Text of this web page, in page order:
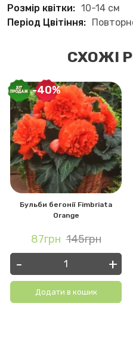
Розмір квітки: 10-14 см
Період Цвітіння:
СХОЖІ
-40%
Бульби бегонії Fimbriata
Orange
87грн 145грн
- +
Додати в кошик